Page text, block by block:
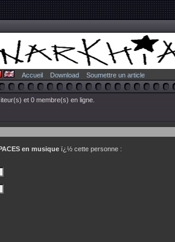
Accueil Download Soumettre un article
et 0 membre(s) en ligne.
en musique ï¿½ cette personne :